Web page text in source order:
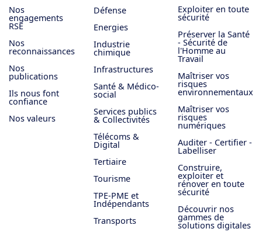
Nos
engagements
RSE
Nos
reconnaissances
Nos
publications
Ils nous font
confiance
Nos valeurs
Défense
Energies
Industrie
chimique
Infrastructures
Santé & Médico-
social
Services publics
& Collectivités
Télécoms &
Digital
Tertiaire
Tourisme
TPE-PME et
Indépendants
Transports
Exploiter en toute
sécurité
Préserver la Santé
- Sécurité de
l'Homme au
Travail
Maîtriser vos
risques
environnementaux
Maîtriser vos
risques
numériques
Auditer - Certifier -
Labelliser
Construire,
exploiter et
rénover en toute
sécurité
Découvrir nos
gammes de
solutions digitales